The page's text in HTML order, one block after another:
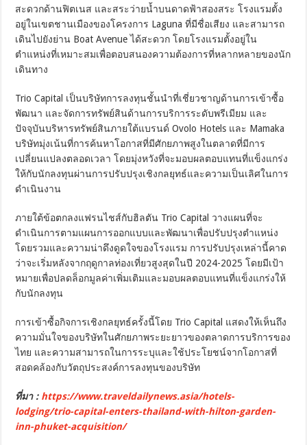
สะดวกด้านฟิตเนส และสระว่ายน้ำบนดาดฟ้าสองสระ โรงแรมตั้ง
อยู่ในเขตชานเมืองของโครงการ Laguna ที่มีชื่อเสียง และสามารถ
เดินไปยังย่าน Boat Avenue ได้สะดวก โดยโรงแรมตั้งอยู่ใน
ตำแหน่งที่เหมาะสมเพื่อตอบสนองความต้องการที่หลากหลายของนัก
เดินทาง
Trio Capital เป็นบริษัทการลงทุนชั้นนำที่เชี่ยวชาญด้านการเข้าซื้อ
พัฒนา และจัดการทรัพย์สินด้านการบริการระดับพรีเมียม และ
ปัจจุบันบริหารทรัพย์สินภายใต้แบรนด์ Ovolo Hotels และ Mamaka
บริษัทมุ่งเน้นที่การค้นหาโอกาสที่มีศักยภาพสูงในตลาดที่มีการ
เปลี่ยนแปลงตลอดเวลา โดยมุ่งหวังที่จะมอบผลตอบแทนที่แข็งแกร่ง
ให้กับนักลงทุนผ่านการปรับปรุงเชิงกลยุทธ์และความเป็นเลิศในการ
ดำเนินงาน
ภายใต้ข้อตกลงแฟรนไชส์กับฮิลตัน Trio Capital วางแผนที่จะ
ดำเนินการตามแผนการออกแบบและพัฒนาเพื่อปรับปรุงตำแหน่ง
โดยรวมและความน่าดึงดูดใจของโรงแรม การปรับปรุงเหล่านี้คาด
ว่าจะเริ่มหลังจากฤดูกาลท่องเที่ยวสูงสุดในปี 2024-2025 โดยมีเป้า
หมายเพื่อปลดล็อกมูลค่าเพิ่มเติมและมอบผลตอบแทนที่แข็งแกร่งให้
กับนักลงทุน
การเข้าซื้อกิจการเชิงกลยุทธ์ครั้งนี้โดย Trio Capital แสดงให้เห็นถึง
ความมั่นใจของบริษัทในศักยภาพระยะยาวของตลาดการบริการของ
ไทย และความสามารถในการระบุและใช้ประโยชน์จากโอกาสที่
สอดคล้องกับวัตถุประสงค์การลงทุนของบริษัท
ที่มา : https://www.traveldailynews.asia/hotels-
lodging/trio-capital-enters-thailand-with-hilton-garden-
inn-phuket-acquisition/